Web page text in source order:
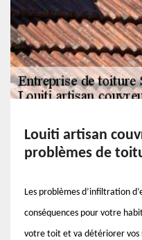
Louiti artisan
problèmes de
Les problèmes d’infiltration
conséquences pour votre
votre toit et va détériorer